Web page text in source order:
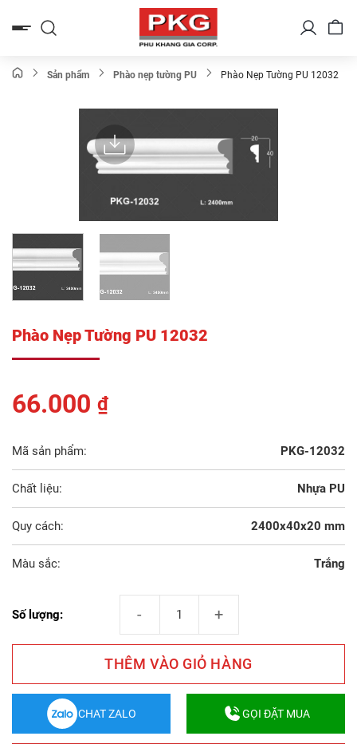
qua
Sản phẩm Phào nẹp tường PU Phào Nẹp Tường PU 12032
Phào Nẹp Tường PU 12032
66.000 ₫
Mã sản phẩm: PKG-12032
Chất liệu: Nhựa PU
Quy cách: 2400x40x20 mm
Màu sắc: Trắng
Số lượng:
THÊM VÀO GIỎ HÀNG
CHAT ZALO GỌI ĐẶT MUA